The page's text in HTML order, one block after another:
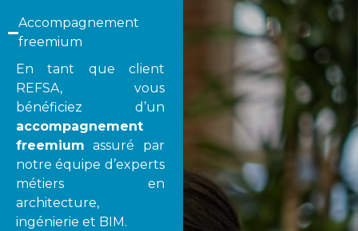
Accompagnement
freemium
En tant que client
REFSA, vous
bénéficiez d’un
accompagnement
freemium assuré par
notre équipe d’experts
métiers en
architecture,
ingénierie et BIM.